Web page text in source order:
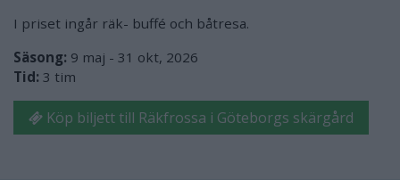
I priset ingår räk- buffé och båtresa.
Säsong: 9 maj - 31 okt, 2026
Tid: 3 tim
Köp biljett till Räkfrossa i Göteborgs skärgård